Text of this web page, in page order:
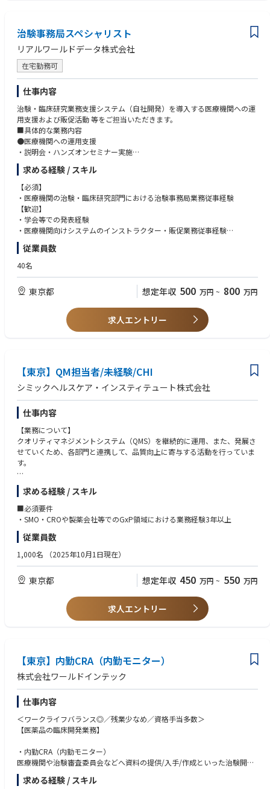
- 実務オペレーションの体制構築（採用／マニュアル作成／トレーニン
グ／KPI設計）
- 実務オペレーションの運用（被験者対応／医療従事者・治験スタッフ
連携／アルバイトのマネジメント）
- プロジェクトサマリの作成と依頼者へのレポーティング
※プロジェクトマネージャーのハンズオンサポート有り
・本社出社は週に1-2回程度
・医療機関等へ週に1-2回程度の現地訪問有り
ります。
・医療の生産性を高めたい方
・グローバルにインパクトのあるアウトプットに貢献したい方
・コンサルに興味があるが、自ら手を動かす手触り感を重視したい方
・個人への裁量・権限が与えられ、自由度の高い仕事をしたい方
・個人の経験をチームのナレッジに昇華する仕組みづくりにワクワクする
方
・信じる仲間と熱量高く仕事をしたい方
治験事務局スペシャリスト
リアルワールドデータ株式会社
在宅勤務可
仕事内容
治験・臨床研究業務支援システム（自社開発）を導入する医療機関への運
用支援および販促活動 等をご担当いただきます。
■具体的な業務内容
●医療機関への運用支援
・説明会・ハンズオンセミナー実施
・システム運用体制・ルール策定支援
・各種資料作成
・各種調整対応（医療機関担当者、社内関係者 等）
●販促活動
・学会・展示会等での説明・製品デモ
・提案先医療機関に対する説明・製品デモ
・営業支援対応（資料作成、製品デモ環境整備、提案先での説明対応等）
・医療機関側担当者の要望ヒアリング・内容整理
・エンジニア部門との調整
求める経験 / スキル
【必須】
・医療機関の治験・臨床研究部門における治験事務局業務従事経験
【歓迎】
・学会等での発表経験
・医療機関向けシステムのインストラクター・販促業務従事経験
・医療機関のシステム導入における運用コーディネート経験
従業員数
40名
東京都 想定年収 500 万円 ~ 800 万円
求人エントリー
【東京】QM担当者/未経験/CHI
シミックヘルスケア・インスティテュート株式会社
仕事内容
【業務について】
クオリティマネジメントシステム（QMS）を継続的に運用、また、発展さ
せていくため、各部門と連携して、品質向上に寄与する活動を行っていま
す。
＜QM部の主な業務＞
・QMS運用及びリスク管理
・QM110番他、問い合わせ対応
・インシデント事務局
・当社に対する監査・調査対応
・GVP及びGPSP業務管理
・BCP推進委員会事務局（人事 総務と連携）
求める経験 / スキル
■必須要件
・SMO・CROや製薬会社等でのGxP領域における業務経験3年以上
従業員数
1,000名 （2025年10月1日現在）
東京都 想定年収 450 万円 ~ 550 万円
求人エントリー
【東京】内勤CRA（内勤モニター）
株式会社ワールドインテック
仕事内容
＜ワークライフバランス◎／残業少なめ／資格手当多数＞
【医薬品の臨床開発業務】
・内勤CRA（内勤モニター）
医療機関や治験審査委員会などへ資料の提供/入手/作成といった治験開始
～終了までの治験手続き関連業務
求める経験 / スキル